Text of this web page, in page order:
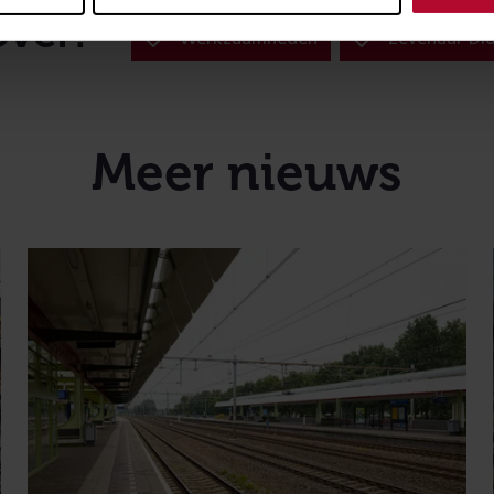
Werkzaamheden Zevenaar-
Meer nieuws